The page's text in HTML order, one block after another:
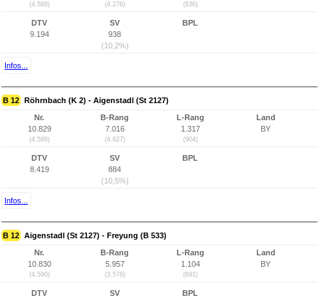
(4.588) (4.276) (836)
DTV
9.194
SV
938
(10,2%)
BPL
Infos...
B 12 Röhrnbach (K 2) - Aigenstadl (St 2127)
Nr.
10.829
(4.589)
B-Rang
7.016
(4.627)
L-Rang
1.317
(904)
Land
BY
DTV
8.419
SV
884
(10,5%)
BPL
Infos...
B 12 Aigenstadl (St 2127) - Freyung (B 533)
Nr.
10.830
(4.590)
B-Rang
5.957
(3.576)
L-Rang
1.104
(691)
Land
BY
DTV
SV
BPL